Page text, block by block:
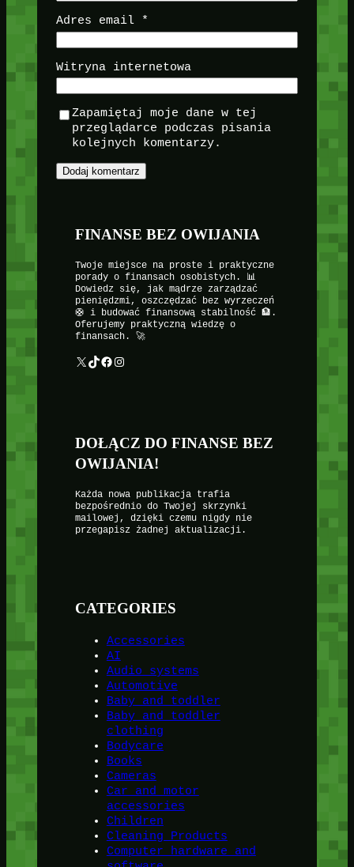
Adres email *
Witryna internetowa
Zapamiętaj moje dane w tej
przeglądarce podczas pisania
kolejnych komentarzy.
FINANSE BEZ OWIJANIA
Twoje miejsce na proste i praktyczne
porady o finansach osobistych. 📊
Dowiedz się, jak mądrze zarządzać
pieniędzmi, oszczędzać bez wyrzeczeń
🛟 i budować finansową stabilność 🏦.
Oferujemy praktyczną wiedzę o
finansach. 🚀
X TikTok Facebook Instagram
DOŁĄCZ DO FINANSE BEZ
OWIJANIA!
Każda nowa publikacja trafia
bezpośrednio do Twojej skrzynki
mailowej, dzięki czemu nigdy nie
przegapisz żadnej aktualizacji.
CATEGORIES
Accessories
AI
Audio systems
Automotive
Baby and toddler
Baby and toddler
clothing
Bodycare
Books
Cameras
Car and motor
accessories
Children
Cleaning Products
Computer hardware and